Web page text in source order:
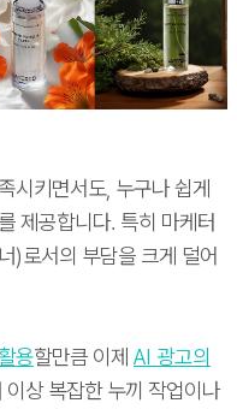
시키면서도, 누구나 쉽게
제공합니다. 특히 마케터
)로서의 부담을 크게 덜어
용할만큼 이제 AI 광고의
상 복잡한 누끼 작업이나